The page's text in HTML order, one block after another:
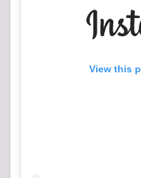
View this